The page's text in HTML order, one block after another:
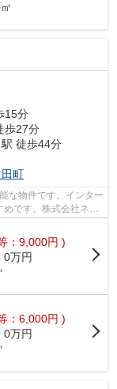
15分
歩27分
駅 徒歩44分
町
な物件です。インター
です。株式会社ネイ
：9,000円 )
0万円
：6,000円 )
0万円